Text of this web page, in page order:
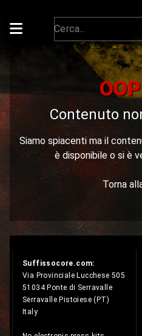
Contenuto
Siamo spiacenti ma il
è disponibile o si è
Torna
Suffissocore.com:
Via Provinciale Lucchese 505
51034 Ponte di Serravalle
Serravalle Pistoiese (PT)
Italy